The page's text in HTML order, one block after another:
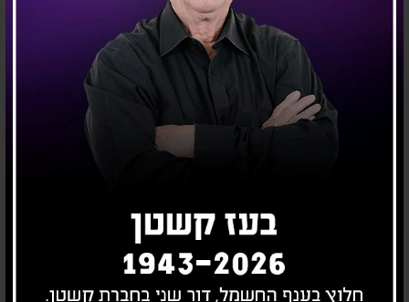
trunking
SIMON K45
Aluminium
SIMON K45
Aluminium